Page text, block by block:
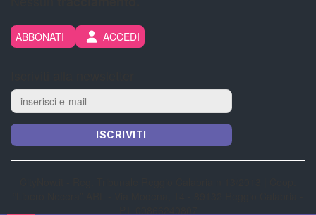
ABBONATI ACCEDI
ISCRIVITI
P.I. 00866240807